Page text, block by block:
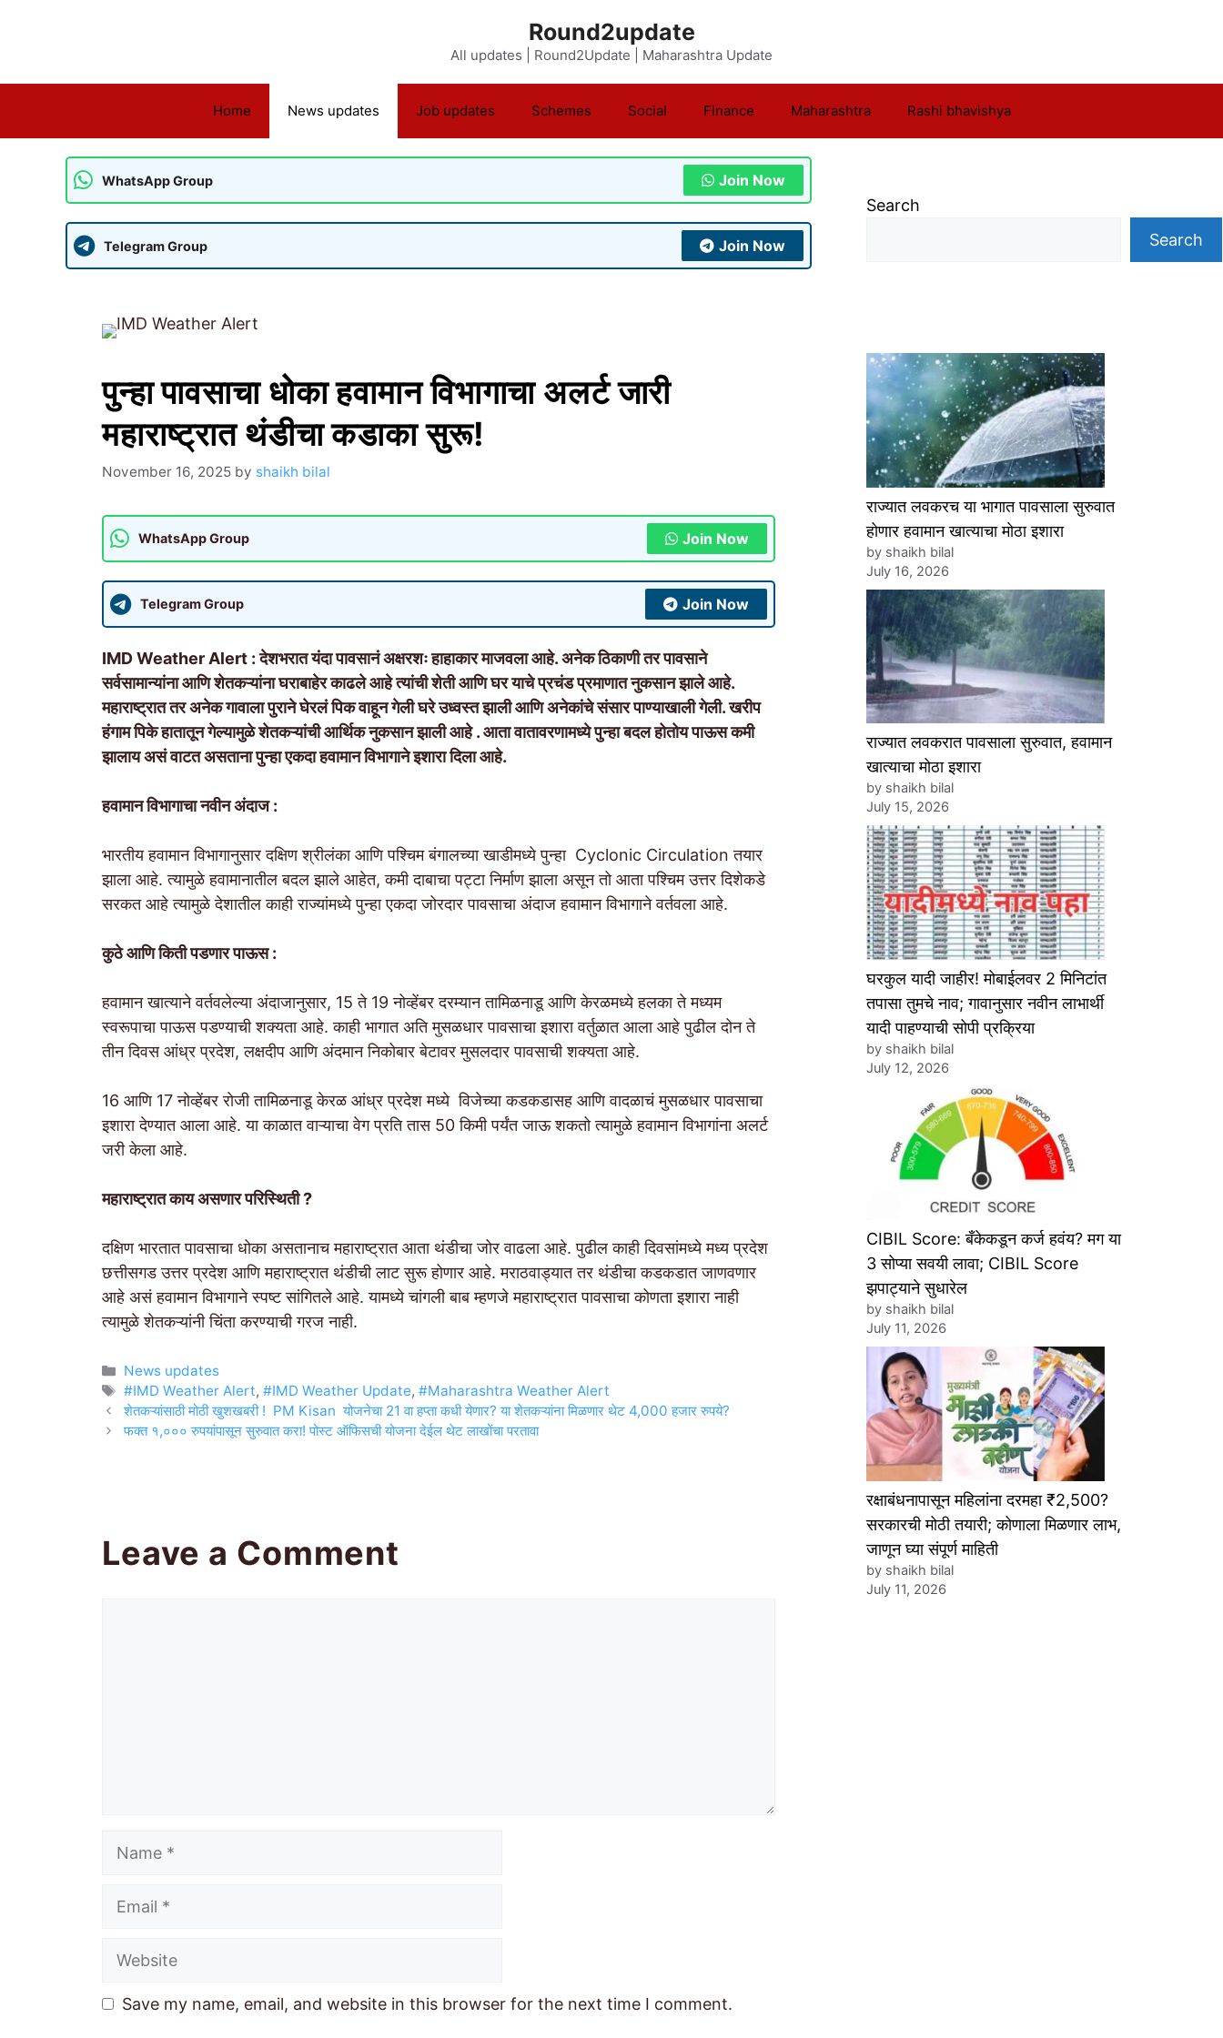
Round2update
All updates | Round2Update | Maharashtra Update
Home News updates Job updates Schemes Social Finance Maharashtra Rashi bhavishya
WhatsApp Group Join Now
Telegram Group Join Now
पुन्हा पावसाचा धोका हवामान विभागाचा अलर्ट जारी
महाराष्ट्रात थंडीचा कडाका सुरू!
November 16, 2025 by shaikh bilal
WhatsApp Group Join Now
Telegram Group Join Now
IMD Weather Alert : देशभरात यंदा पावसानं अक्षरशः हाहाकार माजवला आहे. अनेक ठिकाणी तर पावसाने
सर्वसामान्यांना आणि शेतकऱ्यांना घराबाहेर काढले आहे त्यांची शेती आणि घर याचे प्रचंड प्रमाणात नुकसान झाले आहे.
महाराष्ट्रात तर अनेक गावाला पुराने घेरलं पिक वाहून गेली घरे उध्वस्त झाली आणि अनेकांचे संसार पाण्याखाली गेली. खरीप
हंगाम पिके हातातून गेल्यामुळे शेतकऱ्यांची आर्थिक नुकसान झाली आहे . आता वातावरणामध्ये पुन्हा बदल होतोय पाऊस कमी
झालाय असं वाटत असताना पुन्हा एकदा हवामान विभागाने इशारा दिला आहे.
हवामान विभागाचा नवीन अंदाज :
भारतीय हवामान विभागानुसार दक्षिण श्रीलंका आणि पश्चिम बंगालच्या खाडीमध्ये पुन्हा Cyclonic Circulation तयार
झाला आहे. त्यामुळे हवामानातील बदल झाले आहेत, कमी दाबाचा पट्टा निर्माण झाला असून तो आता पश्चिम उत्तर दिशेकडे
सरकत आहे त्यामुळे देशातील काही राज्यांमध्ये पुन्हा एकदा जोरदार पावसाचा अंदाज हवामान विभागाने वर्तवला आहे.
कुठे आणि किती पडणार पाऊस :
हवामान खात्याने वर्तवलेल्या अंदाजानुसार, 15 ते 19 नोव्हेंबर दरम्यान तामिळनाडू आणि केरळमध्ये हलका ते मध्यम
स्वरूपाचा पाऊस पडण्याची शक्यता आहे. काही भागात अति मुसळधार पावसाचा इशारा वर्तुळात आला आहे पुढील दोन ते
तीन दिवस आंध्र प्रदेश, लक्षदीप आणि अंदमान निकोबार बेटावर मुसलदार पावसाची शक्यता आहे.
16 आणि 17 नोव्हेंबर रोजी तामिळनाडू केरळ आंध्र प्रदेश मध्ये विजेच्या कडकडासह आणि वादळाचं मुसळधार पावसाचा
इशारा देण्यात आला आहे. या काळात वाऱ्याचा वेग प्रति तास 50 किमी पर्यंत जाऊ शकतो त्यामुळे हवामान विभागांना अलर्ट
जरी केला आहे.
महाराष्ट्रात काय असणार परिस्थिती ?
दक्षिण भारतात पावसाचा धोका असतानाच महाराष्ट्रात आता थंडीचा जोर वाढला आहे. पुढील काही दिवसांमध्ये मध्य प्रदेश
छत्तीसगड उत्तर प्रदेश आणि महाराष्ट्रात थंडीची लाट सुरू होणार आहे. मराठवाड्यात तर थंडीचा कडकडात जाणवणार
आहे असं हवामान विभागाने स्पष्ट सांगितले आहे. यामध्ये चांगली बाब म्हणजे महाराष्ट्रात पावसाचा कोणता इशारा नाही
त्यामुळे शेतकऱ्यांनी चिंता करण्याची गरज नाही.
Categories
News updates
Tags
#IMD Weather Alert,#IMD Weather Update,#Maharashtra Weather Alert
शेतकऱ्यांसाठी मोठी खुशखबरी ! PM Kisan योजनेचा 21 वा हप्ता कधी येणार? या शेतकऱ्यांना मिळणार थेट 4,000 हजार रुपये?
फक्त १,००० रुपयांपासून सुरुवात करा! पोस्ट ऑफिसची योजना देईल थेट लाखोंचा परतावा
Leave a Comment
Name
Email
Website
Save my name, email, and website in this browser for the next time I comment.
Search
Search
राज्यात लवकरच या भागात पावसाला सुरुवात
होणार हवामान खात्याचा मोठा इशारा
by shaikh bilal
July 16, 2026
राज्यात लवकरात पावसाला सुरुवात, हवामान
खात्याचा मोठा इशारा
by shaikh bilal
July 15, 2026
घरकुल यादी जाहीर! मोबाईलवर 2 मिनिटांत
तपासा तुमचे नाव; गावानुसार नवीन लाभार्थी
यादी पाहण्याची सोपी प्रक्रिया
by shaikh bilal
July 12, 2026
CIBIL Score: बँकेकडून कर्ज हवंय? मग या
3 सोप्या सवयी लावा; CIBIL Score
झपाट्याने सुधारेल
by shaikh bilal
July 11, 2026
रक्षाबंधनापासून महिलांना दरमहा ₹2,500?
सरकारची मोठी तयारी; कोणाला मिळणार लाभ,
जाणून घ्या संपूर्ण माहिती
by shaikh bilal
July 11, 2026